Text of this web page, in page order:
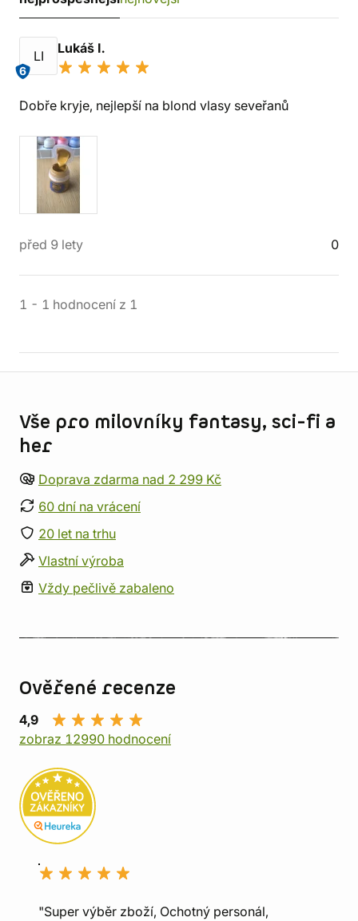
LI
6
Lukáš I.
Dobře kryje, nejlepší na blond vlasy seveřanů
před 9 lety 0
1 - 1 hodnocení z 1
Vše pro milovníky fantasy, sci-fi a
her
Doprava zdarma nad 2 299 Kč
60 dní na vrácení
20 let na trhu
Vlastní výroba
Vždy pečlivě zabaleno
Ověřené recenze
4,9
zobraz 12990 hodnocení
"Super výběr zboží, Ochotný personál,